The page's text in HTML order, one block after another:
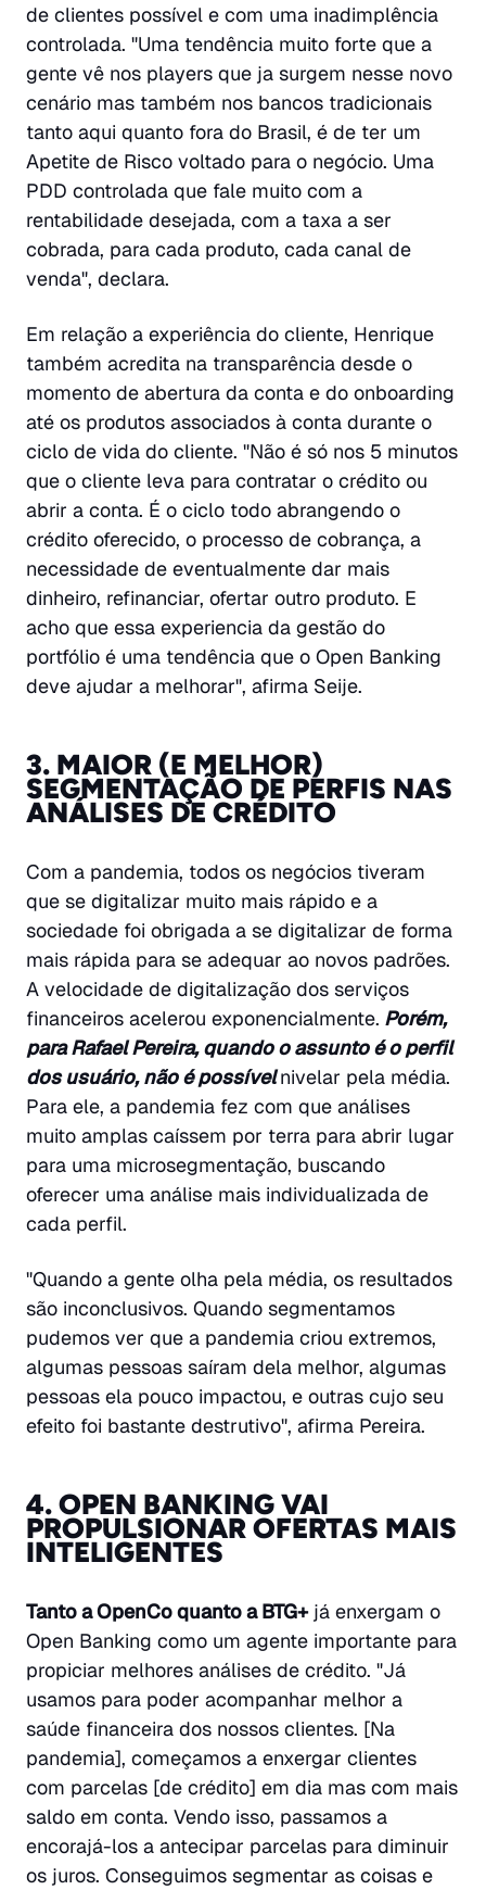
de clientes possível e com uma inadimplência
controlada. "Uma tendência muito forte que a
gente vê nos players que ja surgem nesse novo
cenário mas também nos bancos tradicionais
tanto aqui quanto fora do Brasil, é de ter um
Apetite de Risco voltado para o negócio. Uma
PDD controlada que fale muito com a
rentabilidade desejada, com a taxa a ser
cobrada, para cada produto, cada canal de
venda", declara.
Em relação a experiência do cliente, Henrique
também acredita na transparência desde o
momento de abertura da conta e do onboarding
até os produtos associados à conta durante o
ciclo de vida do cliente. "Não é só nos 5 minutos
que o cliente leva para contratar o crédito ou
abrir a conta. É o ciclo todo abrangendo o
crédito oferecido, o processo de cobrança, a
necessidade de eventualmente dar mais
dinheiro, refinanciar, ofertar outro produto. E
acho que essa experiencia da gestão do
portfólio é uma tendência que o Open Banking
deve ajudar a melhorar", afirma Seije.
3. MAIOR (E MELHOR)
SEGMENTAÇÃO DE PERFIS NAS
ANÁLISES DE CRÉDITO
Com a pandemia, todos os negócios tiveram
que se digitalizar muito mais rápido e a
sociedade foi obrigada a se digitalizar de forma
mais rápida para se adequar ao novos padrões.
A velocidade de digitalização dos serviços
financeiros acelerou exponencialmente. Porém,
para Rafael Pereira, quando o assunto é o perfil
dos usuário, não é possívelnivelar pela média.
Para ele, a pandemia fez com que análises
muito amplas caíssem por terra para abrir lugar
para uma microsegmentação, buscando
oferecer uma análise mais individualizada de
cada perfil.
"Quando a gente olha pela média, os resultados
são inconclusivos. Quando segmentamos
pudemos ver que a pandemia criou extremos,
algumas pessoas saíram dela melhor, algumas
pessoas ela pouco impactou, e outras cujo seu
efeito foi bastante destrutivo", afirma Pereira.
4. OPEN BANKING VAI
PROPULSIONAR OFERTAS MAIS
INTELIGENTES
Tanto a OpenCo quanto a BTG+já enxergam o
Open Banking como um agente importante para
propiciar melhores análises de crédito. "Já
usamos para poder acompanhar melhor a
saúde financeira dos nossos clientes. [Na
pandemia], começamos a enxergar clientes
com parcelas [de crédito] em dia mas com mais
saldo em conta. Vendo isso, passamos a
encorajá-los a antecipar parcelas para diminuir
os juros. Conseguimos segmentar as coisas e